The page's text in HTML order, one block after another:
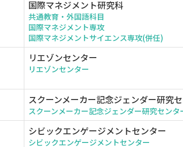
国際マネジメント研究科
共通教育・外国語科目
国際マネジメント専攻
国際マネジメントサイエンス専攻(併任)
リエゾンセンター
リエゾンセンター
スクーンメーカー記念ジェンダー研究
スクーンメーカー記念ジェンダー研究センタ
シビックエンゲージメントセンター
シビックエンゲージメントセンター